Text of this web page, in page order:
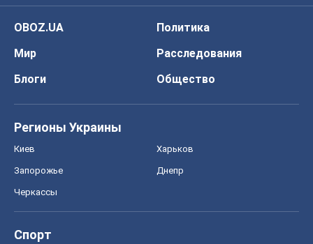
OBOZ.UA
Политика
Мир
Расследования
Блоги
Общество
Регионы Украины
Киев Харьков
Запорожье Днепр
Черкассы
Спорт